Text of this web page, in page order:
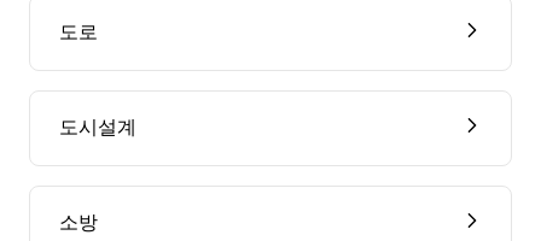
도로
도시설계
소방